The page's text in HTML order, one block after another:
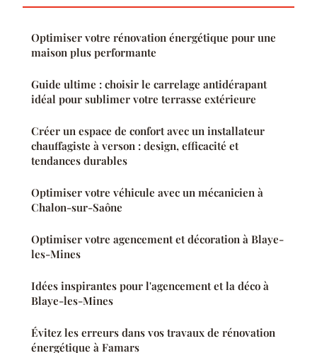
Optimiser votre rénovation énergétique pour une
maison plus performante
Guide ultime : choisir le carrelage antidérapant
idéal pour sublimer votre terrasse extérieure
Créer un espace de confort avec un installateur
chauffagiste à verson : design, efficacité et
tendances durables
Optimiser votre véhicule avec un mécanicien à
Chalon-sur-Saône
Optimiser votre agencement et décoration à Blaye-
les-Mines
Idées inspirantes pour l'agencement et la déco à
Blaye-les-Mines
Évitez les erreurs dans vos travaux de rénovation
énergétique à Famars